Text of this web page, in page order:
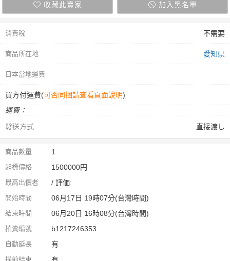
收藏此賣家 加入黑名單
消費稅 不需要
商品所在地 愛知県
日本當地運費
買方付運費(可否同捆請查看頁面說明)
運費：
發送方式
直接渡し
商品數量 1
起標價格 1500000円
最高出價者 / 評価:
開始時間 06月17日 19時07分(台灣時間)
結束時間 06月20日 16時08分(台灣時間)
拍賣編號 b1217246353
自動延長 有
提前結束